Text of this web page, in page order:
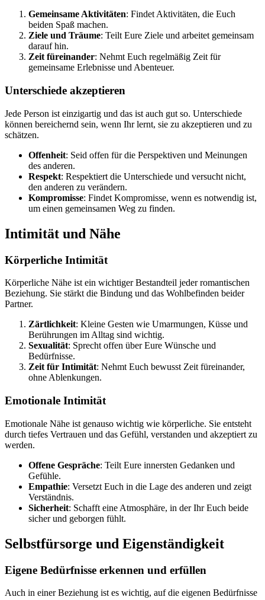
Gemeinsame Aktivitäten: Findet Aktivitäten, die Euch
beiden Spaß machen.
Ziele und Träume: Teilt Eure Ziele und arbeitet gemeinsam
darauf hin.
Zeit füreinander: Nehmt Euch regelmäßig Zeit für
gemeinsame Erlebnisse und Abenteuer.
Unterschiede akzeptieren
Jede Person ist einzigartig und das ist auch gut so. Unterschiede
können bereichernd sein, wenn Ihr lernt, sie zu akzeptieren und zu
schätzen.
Offenheit: Seid offen für die Perspektiven und Meinungen
des anderen.
Respekt: Respektiert die Unterschiede und versucht nicht,
den anderen zu verändern.
Kompromisse: Findet Kompromisse, wenn es notwendig ist,
um einen gemeinsamen Weg zu finden.
Intimität und Nähe
Körperliche Intimität
Körperliche Nähe ist ein wichtiger Bestandteil jeder romantischen
Beziehung. Sie stärkt die Bindung und das Wohlbefinden beider
Partner.
Zärtlichkeit: Kleine Gesten wie Umarmungen, Küsse und
Berührungen im Alltag sind wichtig.
Sexualität: Sprecht offen über Eure Wünsche und
Bedürfnisse.
Zeit für Intimität: Nehmt Euch bewusst Zeit füreinander,
ohne Ablenkungen.
Emotionale Intimität
Emotionale Nähe ist genauso wichtig wie körperliche. Sie entsteht
durch tiefes Vertrauen und das Gefühl, verstanden und akzeptiert zu
werden.
Offene Gespräche: Teilt Eure innersten Gedanken und
Gefühle.
Empathie: Versetzt Euch in die Lage des anderen und zeigt
Verständnis.
Sicherheit: Schafft eine Atmosphäre, in der Ihr Euch beide
sicher und geborgen fühlt.
Selbstfürsorge und Eigenständigkeit
Eigene Bedürfnisse erkennen und erfüllen
Auch in einer Beziehung ist es wichtig, auf die eigenen Bedürfnisse